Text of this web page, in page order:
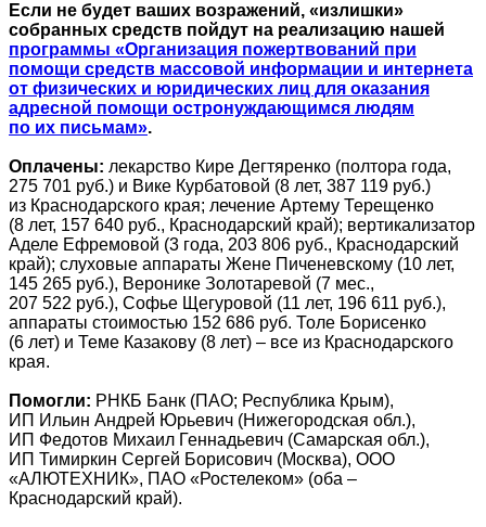
Если не будет ваших возражений, «излишки»
собранных средств пойдут на реализацию нашей
программы «Организация пожертвований при
помощи средств массовой информации и интернета
от физических и юридических лиц для оказания
адресной помощи остронуждающимся людям
по их письмам».
Оплачены: лекарство Кире Дегтяренко (полтора года,
275 701 руб.) и Вике Курбатовой (8 лет, 387 119 руб.)
из Краснодарского края; лечение Артему Терещенко
(8 лет, 157 640 руб., Краснодарский край); вертикализатор
Аделе Ефремовой (3 года, 203 806 руб., Краснодарский
край); слуховые аппараты Жене Пиченевскому (10 лет,
145 265 руб.), Веронике Золотаревой (7 мес.,
207 522 руб.), Софье Щегуровой (11 лет, 196 611 руб.),
аппараты стоимостью 152 686 руб. Толе Борисенко
(6 лет) и Теме Казакову (8 лет) – все из Краснодарского
края.
Помогли: РНКБ Банк (ПАО; Республика Крым),
ИП Ильин Андрей Юрьевич (Нижегородская обл.),
ИП Федотов Михаил Геннадьевич (Самарская обл.),
ИП Тимиркин Сергей Борисович (Москва), ООО
«АЛЮТЕХНИК», ПАО «Ростелеком» (оба –
Краснодарский край).